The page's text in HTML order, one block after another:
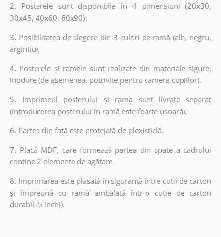
2. Posterele sunt disponibile în 4 dimensiuni (20x30,
30x45, 40x60, 60x90).
3. Posibilitatea de alegere din 3 culori de ramă (alb, negru,
argintiu).
4. Posterele și ramele sunt realizate din materiale sigure,
inodore (de asemenea, potrivite pentru camera copiilor).
5. Imprimeul posterului și rama sunt livrate separat
(introducerea posterului în ramă este foarte ușoară).
6. Partea din față este protejată de plexisticlă.
7. Placă MDF, care formează partea din spate a cadrului
conține 2 elemente de agățare.
8. Imprimarea este plasată în siguranță între cutii de carton
și împreună cu ramă ambalată într-o cutie de carton
durabil (5 inchi).